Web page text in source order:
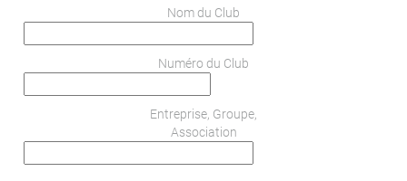
Nom du Club
Numéro du Club
Entreprise, Groupe,
Association